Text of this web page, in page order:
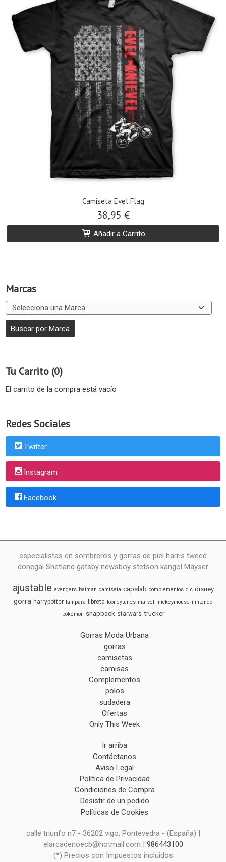
Marcas
Tu Carrito (0)
El carrito de la compra está vacío
Redes Sociales
Twitter
Instagram
Facebook
Camiseta Evel Flag
38,95 €
Añadir a Carrito
especialistas en sombreros y gorras de piel harris tweed
donegal Shetland gatsby newsboy stetson kangol Mayser
ajustable avengers batman camiseta capslab complementos d.c disney
gorra harrypotter lampara libreta looneytunes marvel mickeymouse nintendo
pokemon snapback starwars trucker
Gorras Moda Urbana
gorras
camisetas
camisas
Complementos
polos
sudadera
Ofertas
Only This Week
Ir arriba
Contáctanos
Aviso Legal
Política de Privacidad
Condiciones de Compra
Desistir de un pedido
Políticas de Cookies
calle triunfo n7 - 36202 vigo, Pontevedra - (España) |
elarcadenoecb@hotmail.com | 986443100
(*) Precios con Impuestos incluidos